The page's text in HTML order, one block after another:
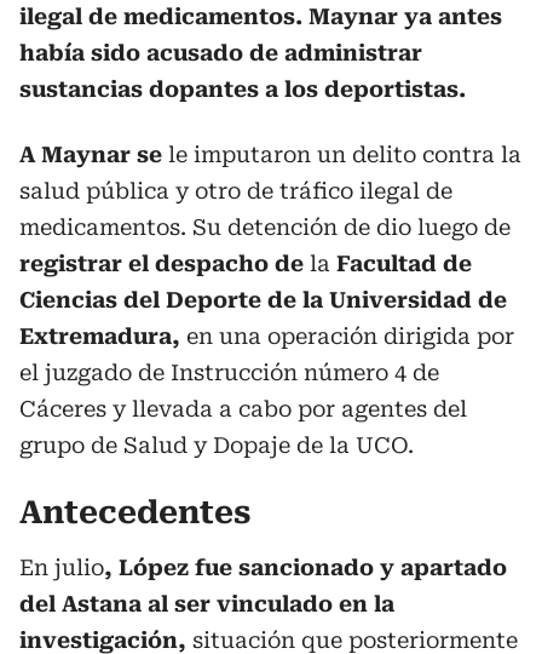
ilegal de medicamentos. Maynar ya antes
había sido acusado de administrar
sustancias dopantes a los deportistas.
A Maynar se le imputaron un delito contra la
salud pública y otro de tráfico ilegal de
medicamentos. Su detención de dio luego de
registrar el despacho de la Facultad de
Ciencias del Deporte de la Universidad de
Extremadura, en una operación dirigida por
el juzgado de Instrucción número 4 de
Cáceres y llevada a cabo por agentes del
grupo de Salud y Dopaje de la UCO.
Antecedentes
En julio, López fue sancionado y apartado
del Astana al ser vinculado en la
investigación, situación que posteriormente